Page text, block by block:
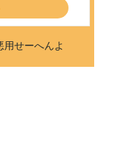
せーへんよ